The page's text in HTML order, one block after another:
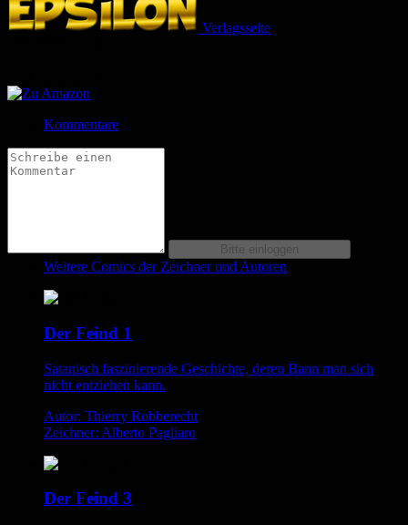
Verlagsseite
Kommentare
Weitere Comics der Zeichner und Autoren
Der Feind 1
Satanisch faszinierende Geschichte, deren Bann man sich
nicht entziehen kann.
Autor: Thierry Robberecht
Zeichner: Alberto Pagliaro
Der Feind 3